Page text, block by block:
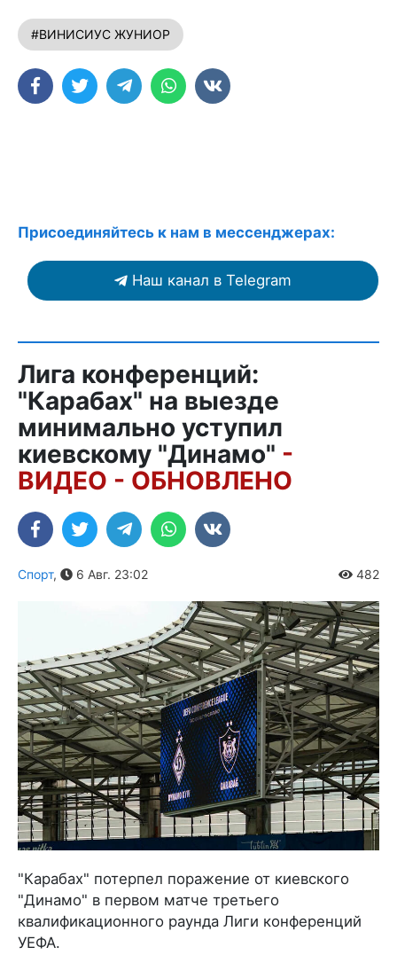
#ВИНИСИУС ЖУНИОР
Присоединяйтесь к нам в мессенджерах:
Наш канал в Telegram
Лига конференций:
"Карабах" на выезде
минимально уступил
киевскому "Динамо" -
ВИДЕО - ОБНОВЛЕНО
Спорт, 6 Авг. 23:02 482
"Карабах" потерпел поражение от киевского
"Динамо" в первом матче третьего
квалификационного раунда Лиги конференций
УЕФА.